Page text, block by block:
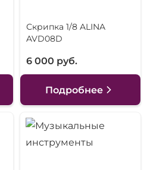
Скрипка 1/8 ALINA
AVD08D
6 000 руб.
Подробнее